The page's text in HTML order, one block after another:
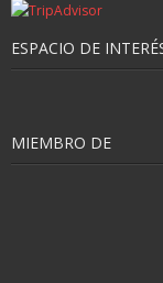
ESPACIO DE
MIEMBRO DE